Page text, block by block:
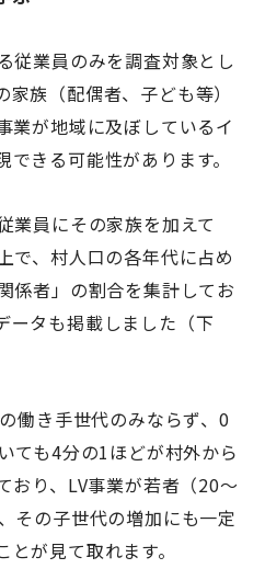
従業員のみを調査対象とし
族（配偶者、子ども等）
業が地域に及ぼしているイ
きる可能性があります。
業員にその家族を加えて
で、村人口の各年代に占め
係者」の割合を集計してお
ータも掲載しました（下
働き手世代のみならず、0
ても4分の1ほどが村外から
おり、LV事業が若者（20～
その子世代の増加にも一定
が見て取れます。